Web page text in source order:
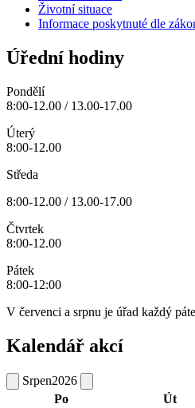
Životní situace
Informace poskytnuté dle
Úřední hodiny
Pondělí
8:00-12.00 / 13.00-17.00
Úterý
8:00-12.00
Středa
8:00-12.00 / 13.00-17.00
Čtvrtek
8:00-12.00
Pátek
8:00-12:00
V červenci a srpnu je úřad každý
Kalendář akcí
Srpen2026
Po
Út